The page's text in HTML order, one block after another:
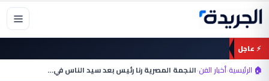
تخطي
المحتوى
⚡ عاجل
🏠 الرئيسية›أخبار الفن›النجمة المصرية رنا رئيس بعد سيد الناس في…